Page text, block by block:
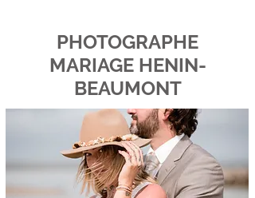
PHOTOGRAPHE
MARIAGE HENIN-
BEAUMONT